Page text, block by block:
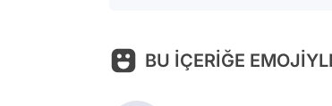
BU İÇERİĞE